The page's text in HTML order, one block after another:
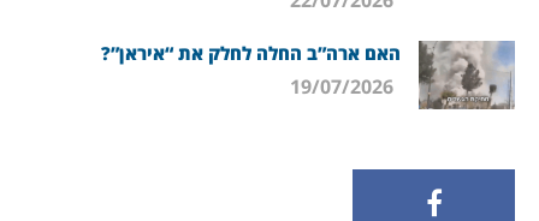
האם ארה”ב החלה לחלק את “איראן”?